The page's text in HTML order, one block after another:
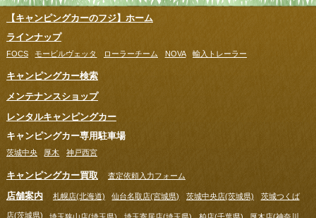
【キャンピングカーのフジ】ホーム
ラインナップ
FOCS モービルヴェッタ ローラーチーム NOVA 輸入トレーラー
キャンピングカー検索
メンテナンスショップ
レンタルキャンピングカー
キャンピングカー専用駐車場
茨城中央 厚木 神戸西宮
キャンピングカー買取 査定依頼入力フォーム
店舗案内 札幌店(北海道) 仙台名取店(宮城県) 茨城中央店(茨城県) 茨城つくば